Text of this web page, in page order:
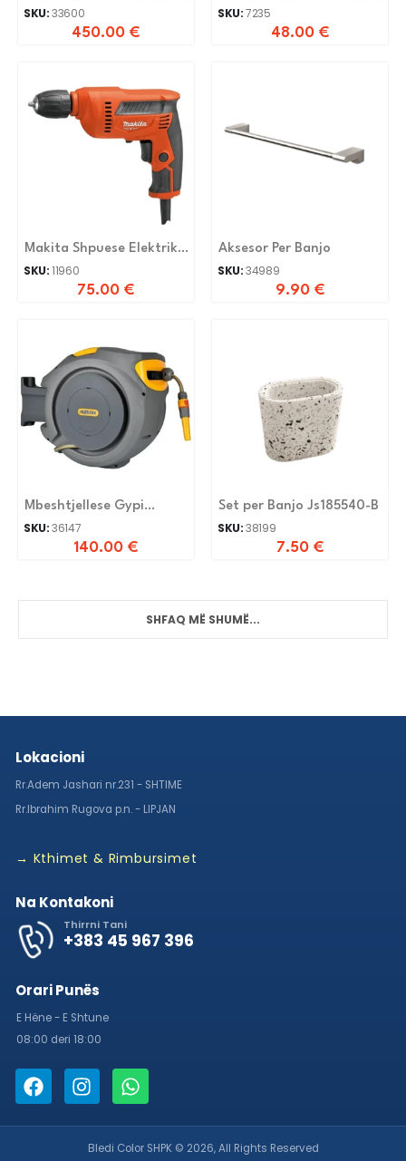
Cm
SKU:33600
450.00 €
Shkëlqim
SKU:7235
48.00 €
Makita Shpuese Elektrike
M6002
SKU:11960
75.00 €
Aksesor Per Banjo
SKU:34989
9.90 €
Mbeshtjellese Gypi
Automatike 1/2 20M
SKU:36147
140.00 €
Set per Banjo Js185540-B
SKU:38199
7.50 €
SHFAQ MË SHUMË...
Lokacioni
Rr.Adem Jashari nr.231 - SHTIME
Rr.Ibrahim Rugova p.n. - LIPJAN
→ Kthimet & Rimbursimet
Na Kontakoni
Thirrni Tani
+383 45 967 396
Orari Punës
E Hëne - E Shtune
08:00 deri 18:00
Bledi Color SHPK © 2026, All Rights Reserved